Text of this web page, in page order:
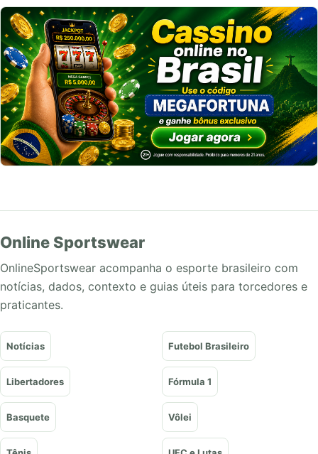
Online Sportswear
OnlineSportswear acompanha o esporte brasileiro com
notícias, dados, contexto e guias úteis para torcedores e
praticantes.
Notícias Futebol Brasileiro
Libertadores Fórmula 1
Basquete Vôlei